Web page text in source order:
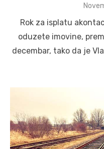
Rok za isplatu
oduzete imovine,
decembar, tako da je